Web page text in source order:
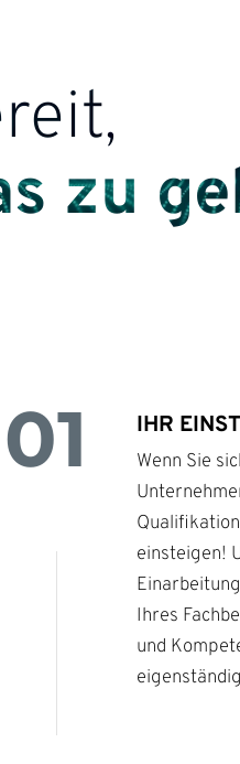
zu
01 IHR
Wenn Sie
einsteigen!
Ihres
und